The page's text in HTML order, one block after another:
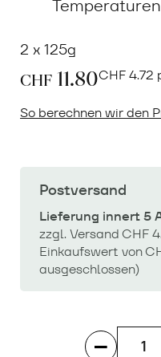
2 x 125g
CHF 11.80CHF4.72
So berechnen wir den
Postversand
Lieferung innert 5
zzgl. Versand CHF
Einkaufswert von
ausgeschlossen)